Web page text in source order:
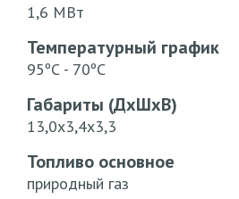
1,6 МВт
Температурный график
95ºС - 70ºС
Габариты (ДхШхВ)
13,0х3,4х3,3
Топливо основное
природный газ